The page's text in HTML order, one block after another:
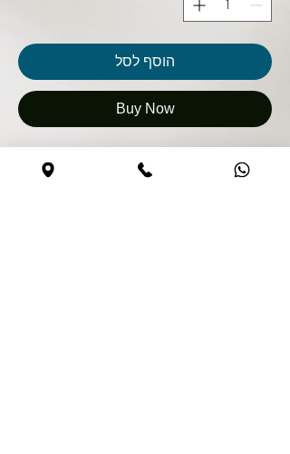
הוסף לסל
Buy Now